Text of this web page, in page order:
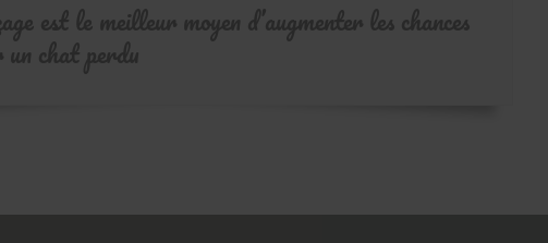
est le meilleur moyen d’augmenter les chances
chat perdu